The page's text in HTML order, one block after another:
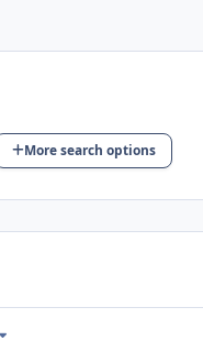
More search options